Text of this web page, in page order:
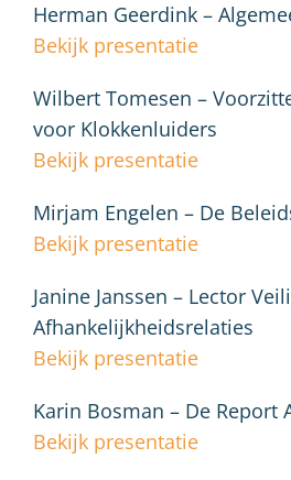
Herman Geerdink –
Bekijk presentatie
Wilbert Tomesen –
voor Klokkenluiders
Bekijk presentatie
Mirjam Engelen – De
Bekijk presentatie
Janine Janssen – Lector
Afhankelijkheidsrelaties
Bekijk presentatie
Karin Bosman – De Report
Bekijk presentatie